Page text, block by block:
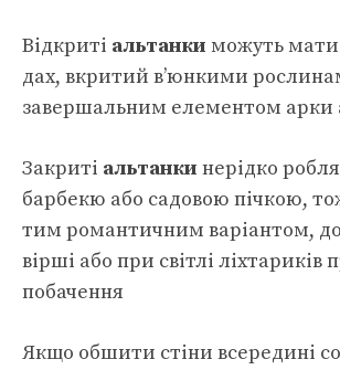
Відкриті альтанки можуть мати
дах, вкритий в’юнкими
завершальним елементом арки
Закриті альтанки нерідко
барбекю або садовою пічкою,
тим романтичним варіантом,
вірші або при світлі ліхтариків
побачення
Якщо обшити стіни всередині